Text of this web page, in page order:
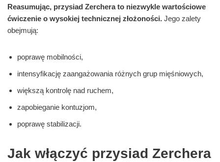
Reasumując, przysiad Zerchera to niezwykle wartościowe
ćwiczenie o wysokiej technicznej złożoności. Jego zalety
obejmują:
poprawę mobilności,
intensyfikację zaangażowania różnych grup mięśniowych,
większą kontrolę nad ruchem,
zapobieganie kontuzjom,
poprawę stabilizacji.
Jak włączyć przysiad Zerchera